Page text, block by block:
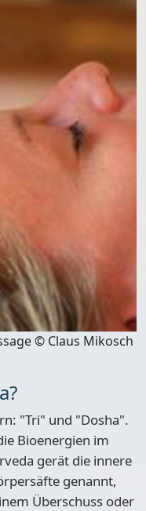
© Claus Mikosch
"Tri" und "Dosha".
Bioenergien im
gerät die innere
genannt,
Überschuss oder